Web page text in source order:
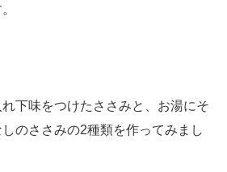
下味をつけたささみと、お湯にそ
のささみの2種類を作ってみまし